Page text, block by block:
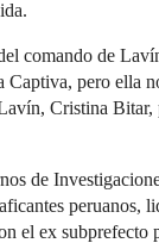
comando de
Captiva, pero ella
Cristina
de
peruanos,
el ex subprefecto